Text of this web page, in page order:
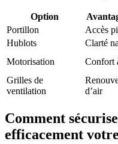
Option
Portillon
Accès
Hublots
Clarté
Motorisation
Confort
Grilles de
ventilation
d’air
Comment
efficacement